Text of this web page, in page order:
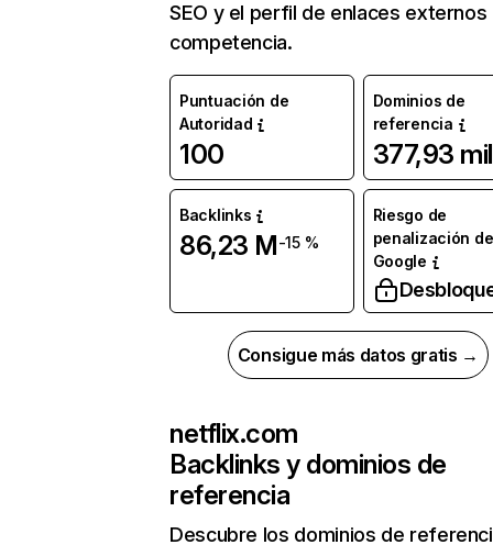
SEO y el perfil de enlaces externos
competencia.
Puntuación de
Autoridad
100
Dominios de
referencia
377,93 mil
Backlinks
86,23 M-15 %
Riesgo de
penalización de
Google
Consigue más datos gratis →
netflix.com
Backlinks y dominios de
referencia
Descubre los dominios de